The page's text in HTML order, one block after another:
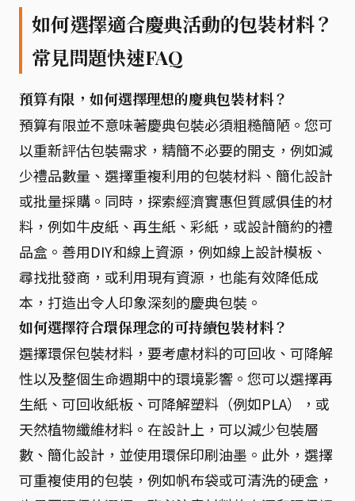
如何選擇適合慶典活動的包裝材料？
常見問題快速FAQ
預算有限，如何選擇理想的慶典包裝材料？
預算有限並不意味著慶典包裝必須粗糙簡陋。您可
以重新評估包裝需求，精簡不必要的開支，例如減
少禮品數量、選擇重複利用的包裝材料、簡化設計
或批量採購。同時，探索經濟實惠但質感俱佳的材
料，例如牛皮紙、再生紙、彩紙，或設計簡約的禮
品盒。善用DIY和線上資源，例如線上設計模板、
尋找批發商，或利用現有資源，也能有效降低成
本，打造出令人印象深刻的慶典包裝。
如何選擇符合環保理念的可持續包裝材料？
選擇環保包裝材料，要考慮材料的可回收、可降解
性以及整個生命週期中的環境影響。您可以選擇再
生紙、可回收紙板、可降解塑料（例如PLA），或
天然植物纖維材料。在設計上，可以減少包裝層
數、簡化設計，並使用環保印刷油墨。此外，選擇
可重複使用的包裝，例如帆布袋或可清洗的硬盒，